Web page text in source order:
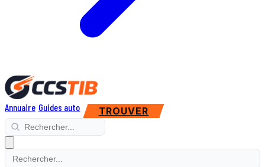
Annuaire Guides auto TROUVER